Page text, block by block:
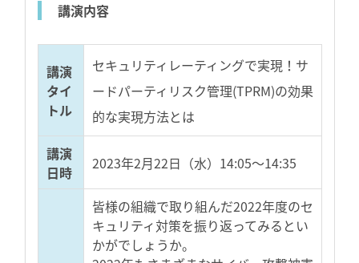
講演内容
講演
タイ
トル
セキュリティレーティングで実現！サ
ードパーティリスク管理(TPRM)の効果
的な実現方法とは
講演
日時
2023年2月22日（水）14:05～14:35
皆様の組織で取り組んだ2022年度のセ
キュリティ対策を振り返ってみるとい
かがでしょうか。